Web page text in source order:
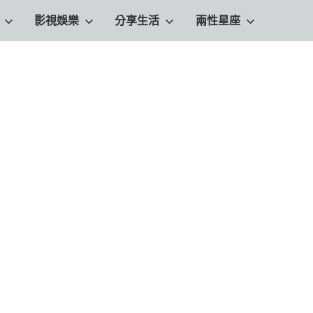
影視娛樂 分享生活 兩性星座